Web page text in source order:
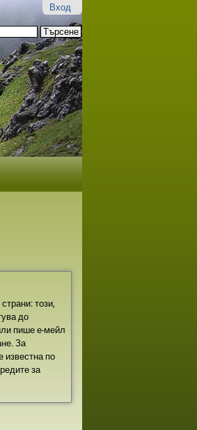
Вход
този,
до
пише е-мейл
За
известна по
за